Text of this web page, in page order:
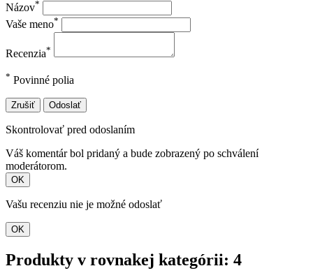
Názov*
Vaše meno*
Recenzia*
* Povinné polia
Zrušiť Odoslať
Skontrolovať pred odoslaním
Váš komentár bol pridaný a bude zobrazený po schválení
moderátorom.
OK
Vašu recenziu nie je možné odoslať
OK
Produkty v rovnakej kategórii: 4